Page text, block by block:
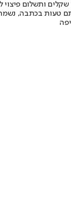
טעות בכתבה,